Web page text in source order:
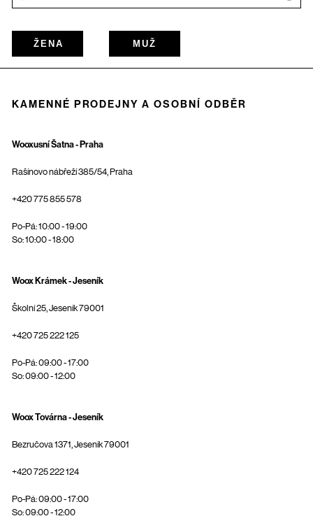
ŽENA MUŽ
KAMENNÉ PRODEJNY A OSOBNÍ ODBĚR
Wooxusní Šatna - Praha
Rašínovo nábřeží 385/54, Praha
+420 775 855 578
Po-Pá: 10:00 - 19:00
So: 10:00 - 18:00
Woox Krámek - Jeseník
Školní 25, Jeseník 79001
+420 725 222 125
Po-Pá: 09:00 - 17:00
So: 09:00 - 12:00
Woox Továrna - Jeseník
Bezručova 1371, Jeseník 79001
+420 725 222 124
Po-Pá: 09:00 - 17:00
So: 09:00 - 12:00